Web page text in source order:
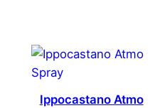
Ippocastano Atmo